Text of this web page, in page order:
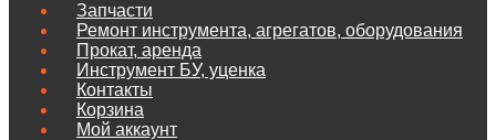
Запчасти
Ремонт инструмента, агрегатов, оборудования
Прокат, аренда
Инструмент БУ, уценка
Контакты
Корзина
Мой аккаунт